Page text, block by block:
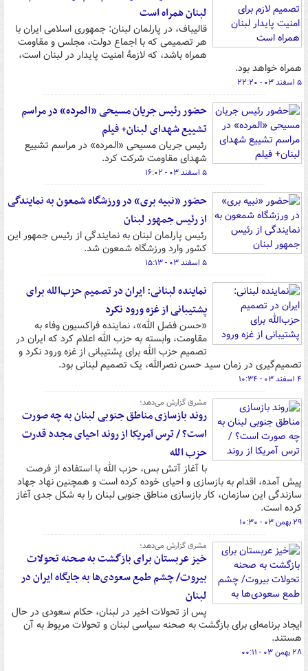
لبنان همراه است
قالیباف، در پارلمان لبنان: جمهوری اسلامی ایران با
هر تصمیمی که با اجماع دولت، مجلس و مقاومت
همراه باشد، که لازمهٔ امنیت پایدار در لبنان است،
همراه خواهد بود.
۵ اسفند ۰۳ - ۲۲:۲۰
حضور رئیس جریان مسیحی «المرده» در مراسم
تشییع شهدای لبنان+ فیلم
رئیس جریان مسیحی «المرده» در مراسم تشییع
شهدای مقاومت شرکت کرد.
۵ اسفند ۰۳ - ۱۶:۰۲
حضور «نبیه بری» در ورزشگاه شمعون به نمایندگی
از رئیس جمهور لبنان
رئیس پارلمان لبنان به نمایندگی از رئیس جمهور این
کشور وارد ورزشگاه شمعون شد.
۵ اسفند ۰۳ - ۱۵:۱۳
نماینده لبنانی: ایران در تصمیم حزب‌الله برای
پشتیبانی از غزه ورود نکرد
«حسن فضل الله»، نماینده فراکسیون وفاء به
مقاومت، وابسته به حزب الله اعلام کرد که ایران در
تصمیم حزب الله برای پشتیبانی از غزه ورود نکرد و
تصمیم‌گیری در زمان سید حسن نصرالله، یک تصمیم لبنانی بود.
۴ اسفند ۰۳ - ۱۰:۳۴
مشرق گزارش می‌دهد؛
روند بازسازی مناطق جنوبی لبنان به چه صورت
است؟ / ترس آمریکا از روند احیای مجدد قدرت
حزب الله
با آغاز آتش بس، حزب الله با استفاده از فرصت
پیش‌ آمده، اقدام به بازسازی و احیای خوده کرده است و همچنین نهاد جهاد
سازندگی این سازمان، کار بازسازی مناطق جنوبی لبنان را به شکل جدی آغاز
کرده است.
۲۹ بهمن ۰۳ - ۱۰:۳۰
مشرق گزارش می‌دهد؛
خیز عربستان برای بازگشت به صحنه تحولات
بیروت/ چشم طمع سعودی‌ها به جایگاه ایران در
لبنان
پس از تحولات اخیر در لبنان، حکام سعودی در حال
ایجاد برنامه‌ای برای بازگشت به صحنه سیاسی لبنان و تحولات مربوط به آن
هستند.
۲۸ بهمن ۰۳ - ۰۰:۱۱